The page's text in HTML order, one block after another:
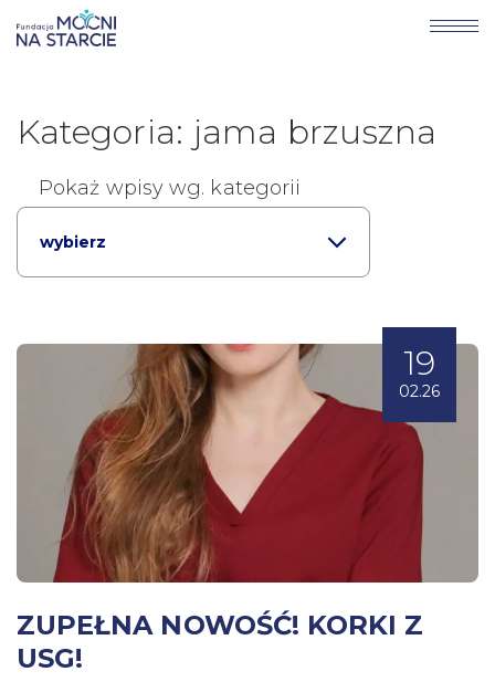
Kategoria: jama brzuszna
Pokaż wpisy wg. kategorii
wybierz
19
02.26
ZUPEŁNA NOWOŚĆ! KORKI Z
USG!